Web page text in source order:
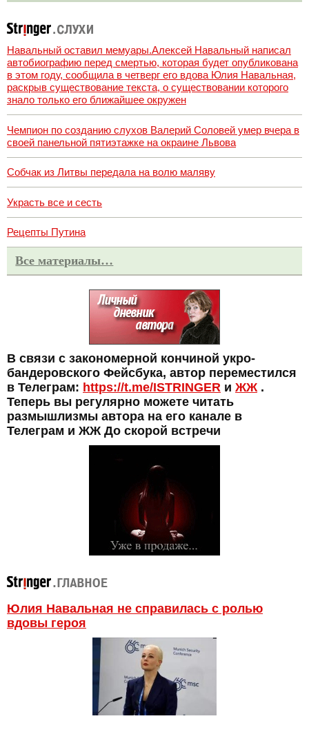
Навальный оставил мемуары.Алексей Навальный написал
автобиографию перед смертью, которая будет опубликована
в этом году, сообщила в четверг его вдова Юлия Навальная,
раскрыв существование текста, о существовании которого
знало только его ближайшее окружен
Чемпион по созданию слухов Валерий Соловей умер вчера в
своей панельной пятиэтажке на окраине Львова
Собчак из Литвы передала на волю маляву
Украсть все и сесть
Рецепты Путина
Все материалы…
В связи с закономерной кончиной укро-
бандеровского Фейсбука, автор переместился
в Телеграм: https://t.me/ISTRINGER и ЖЖ.
Теперь вы регулярно можете читать
размышлизмы автора на его канале в
Телеграм и ЖЖ До скорой встречи
Юлия Навальная не справилась с ролью
вдовы героя